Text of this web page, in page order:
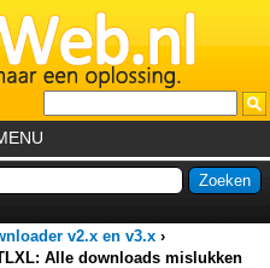
v2.x en v3.x ›
Alle downloads mislukken